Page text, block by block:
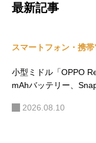
最新記事
スマートフォン・携
小型ミドル「OPPO
mAhバッテリー、
2026.08.10